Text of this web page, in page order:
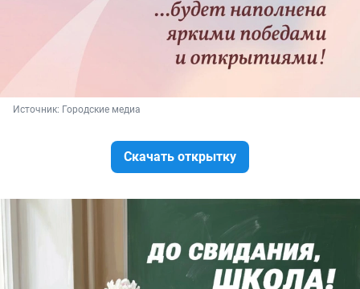
Источник: Городские медиа
Скачать открытку